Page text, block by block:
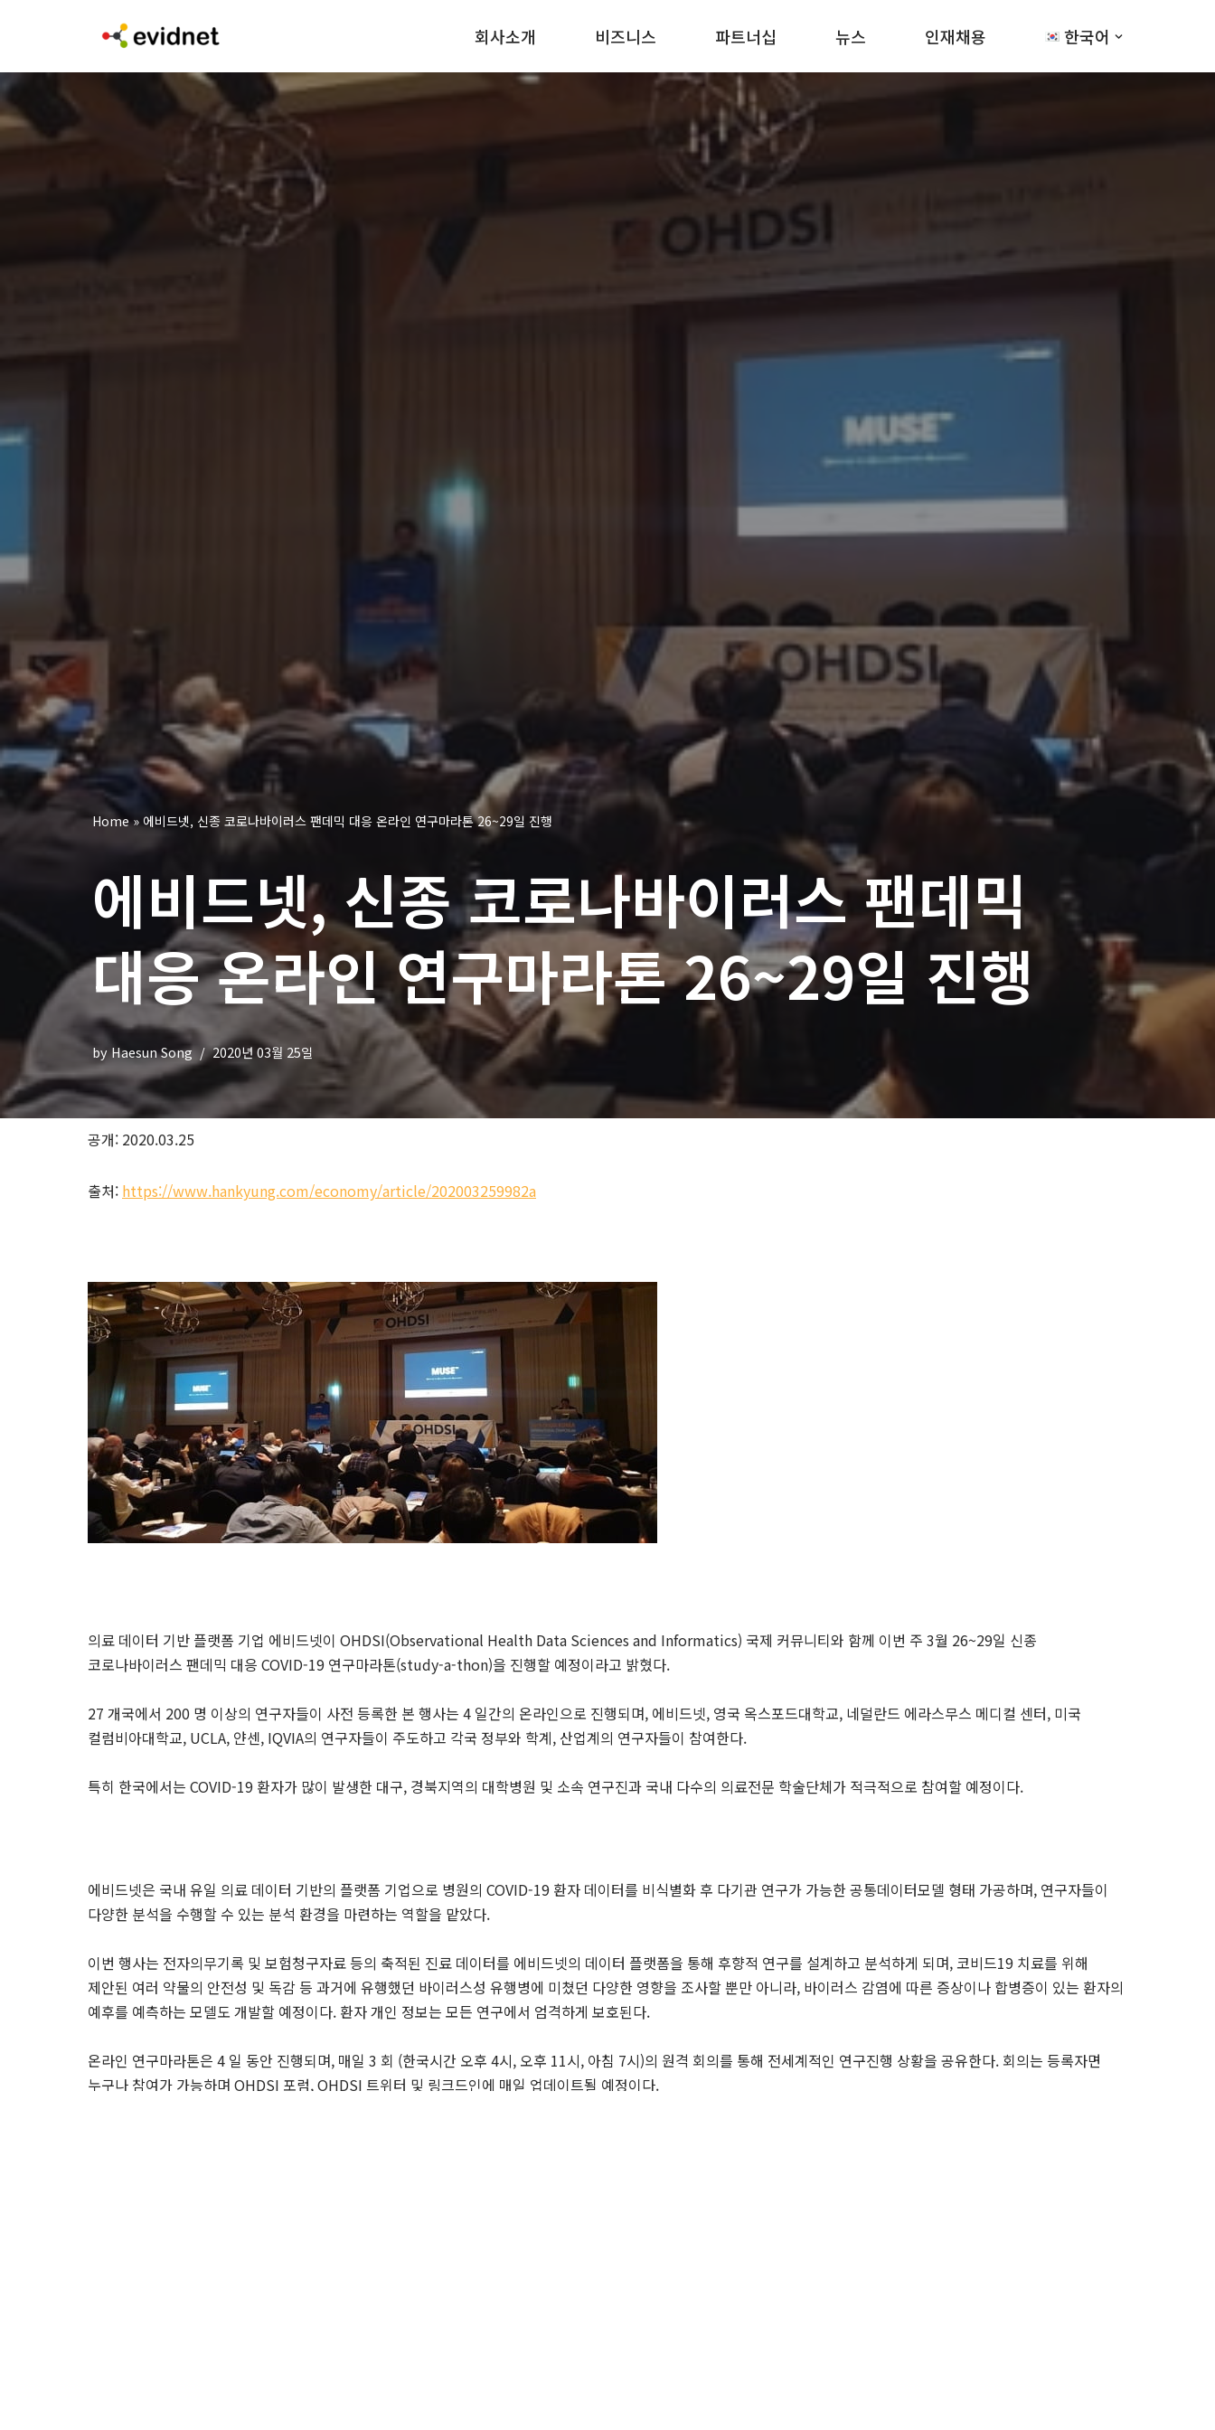
텐
로
건
회사소개 비즈니스 파트너십 뉴스 인재채용 한국어
Home» 에비드넷, 신종 코로나바이러스 팬데믹 대응 온라인 연구마라톤 26~29일 진행
에비드넷, 신종 코로나바이러스 팬데믹
대응 온라인 연구마라톤 26~29일 진행
byHaesun Song 2020년 03월 25일
공개: 2020.03.25
출처: https://www.hankyung.com/economy/article/202003259982a
의료 데이터 기반 플랫폼 기업 에비드넷이 OHDSI(Observational Health Data Sciences and Informatics) 국제 커뮤니티와 함께 이번 주 3월 26~29일 신종
코로나바이러스 팬데믹 대응 COVID-19 연구마라톤(study-a-thon)을 진행할 예정이라고 밝혔다.
27 개국에서 200 명 이상의 연구자들이 사전 등록한 본 행사는 4 일간의 온라인으로 진행되며, 에비드넷, 영국 옥스포드대학교, 네덜란드 에라스무스 메디컬 센터, 미국
컬럼비아대학교, UCLA, 얀센, IQVIA의 연구자들이 주도하고 각국 정부와 학계, 산업계의 연구자들이 참여한다.
특히 한국에서는 COVID-19 환자가 많이 발생한 대구, 경북지역의 대학병원 및 소속 연구진과 국내 다수의 의료전문 학술단체가 적극적으로 참여할 예정이다.
에비드넷은 국내 유일 의료 데이터 기반의 플랫폼 기업으로 병원의 COVID-19 환자 데이터를 비식별화 후 다기관 연구가 가능한 공통데이터모델 형태 가공하며, 연구자들이
다양한 분석을 수행할 수 있는 분석 환경을 마련하는 역할을 맡았다.
이번 행사는 전자의무기록 및 보험청구자료 등의 축적된 진료 데이터를 에비드넷의 데이터 플랫폼을 통해 후향적 연구를 설계하고 분석하게 되며, 코비드19 치료를 위해
제안된 여러 약물의 안전성 및 독감 등 과거에 유행했던 바이러스성 유행병에 미쳤던 다양한 영향을 조사할 뿐만 아니라, 바이러스 감염에 따른 증상이나 합병증이 있는 환자의
예후를 예측하는 모델도 개발할 예정이다. 환자 개인 정보는 모든 연구에서 엄격하게 보호된다.
온라인 연구마라톤은 4 일 동안 진행되며, 매일 3 회 (한국시간 오후 4시, 오후 11시, 아침 7시)의 원격 회의를 통해 전세계적인 연구진행 상황을 공유한다. 회의는 등록자면
누구나 참여가 가능하며 OHDSI 포럼, OHDSI 트위터 및 링크드인에 매일 업데이트될 예정이다.